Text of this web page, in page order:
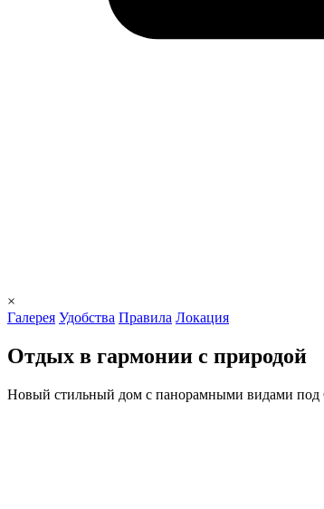
×
Галерея Удобства Правила Локация
Отдых в гармонии с природой
Новый стильный дом с панорамными видами под